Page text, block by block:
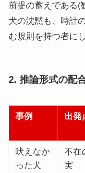
前提の蓄えである(
犬の沈黙も、時計
む規則を持つ者に
2. 推論形式の配
事例 出発
吠えなか
った犬
不在
実